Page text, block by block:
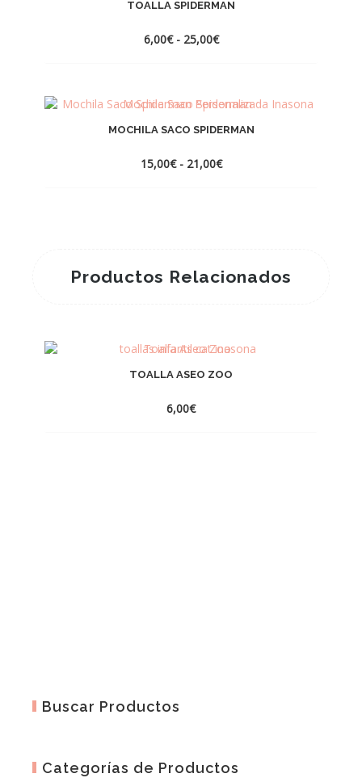
TOALLA SPIDERMAN
6,00€ - 25,00€Rango
6,00€
25,00€
MOCHILA SACO SPIDERMAN
15,00€ - 21,00€Rango
Productos Relacionados
TOALLA ASEO ZOO
6,00€
Buscar Productos
Categorías de Productos